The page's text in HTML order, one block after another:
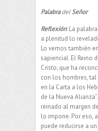
PalabradelSeñor
Reflexión: La
a plenitud lo
Lo vemos también
sapiencial. El Reino
Cristo, que ha
con los hombres,
en la Carta a los
de la Nueva
reinado al margen
lo impone. Por eso,
puede reducirse a